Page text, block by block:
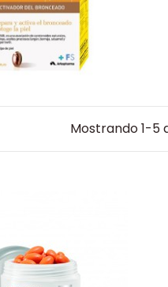
Mostrando 1-5